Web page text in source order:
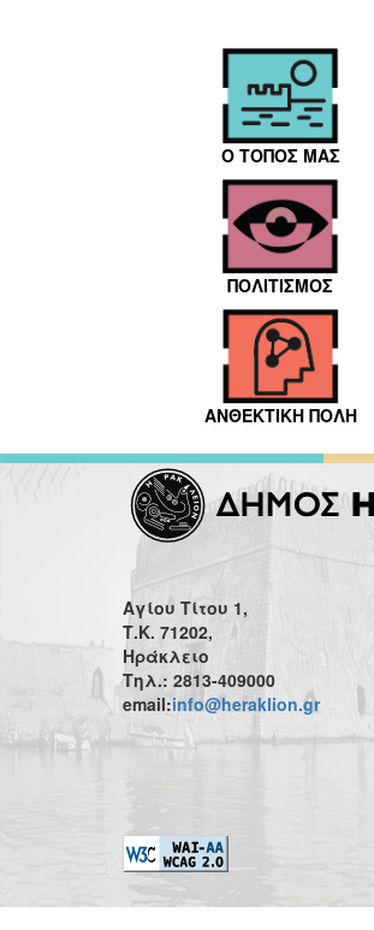
Ο ΤΟΠΟΣ ΜΑΣ
ΠΟΛΙΤΙΣΜΟΣ
ΑΝΘΕΚΤΙΚΗ ΠΟΛΗ
Αγίου Τίτου 1,
Τ.Κ. 71202,
Ηράκλειο
Τηλ.: 2813-409000
email:info@heraklion.gr